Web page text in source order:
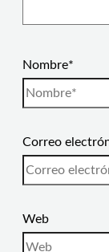
Nombre*
Correo
Web